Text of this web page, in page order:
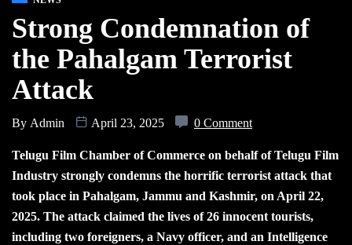
Strong Condemnation of
the Pahalgam Terrorist
Attack
By Admin April 23, 2025 0 Comment
Telugu Film Chamber of Commerce on behalf of Telugu Film
Industry strongly condemns the horrific terrorist attack that
took place in Pahalgam, Jammu and Kashmir, on April 22,
2025. The attack claimed the lives of 26 innocent tourists,
including two foreigners, a Navy officer, and an Intelligence